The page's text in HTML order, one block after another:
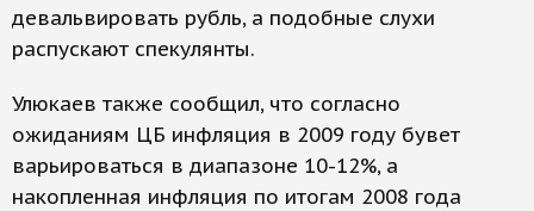
девальвировать рубль, а подобные слухи
распускают спекулянты.
Улюкаев также сообщил, что согласно
ожиданиям ЦБ инфляция в 2009 году бувет
варьироваться в диапазоне 10-12%, а
накопленная инфляция по итогам 2008 года